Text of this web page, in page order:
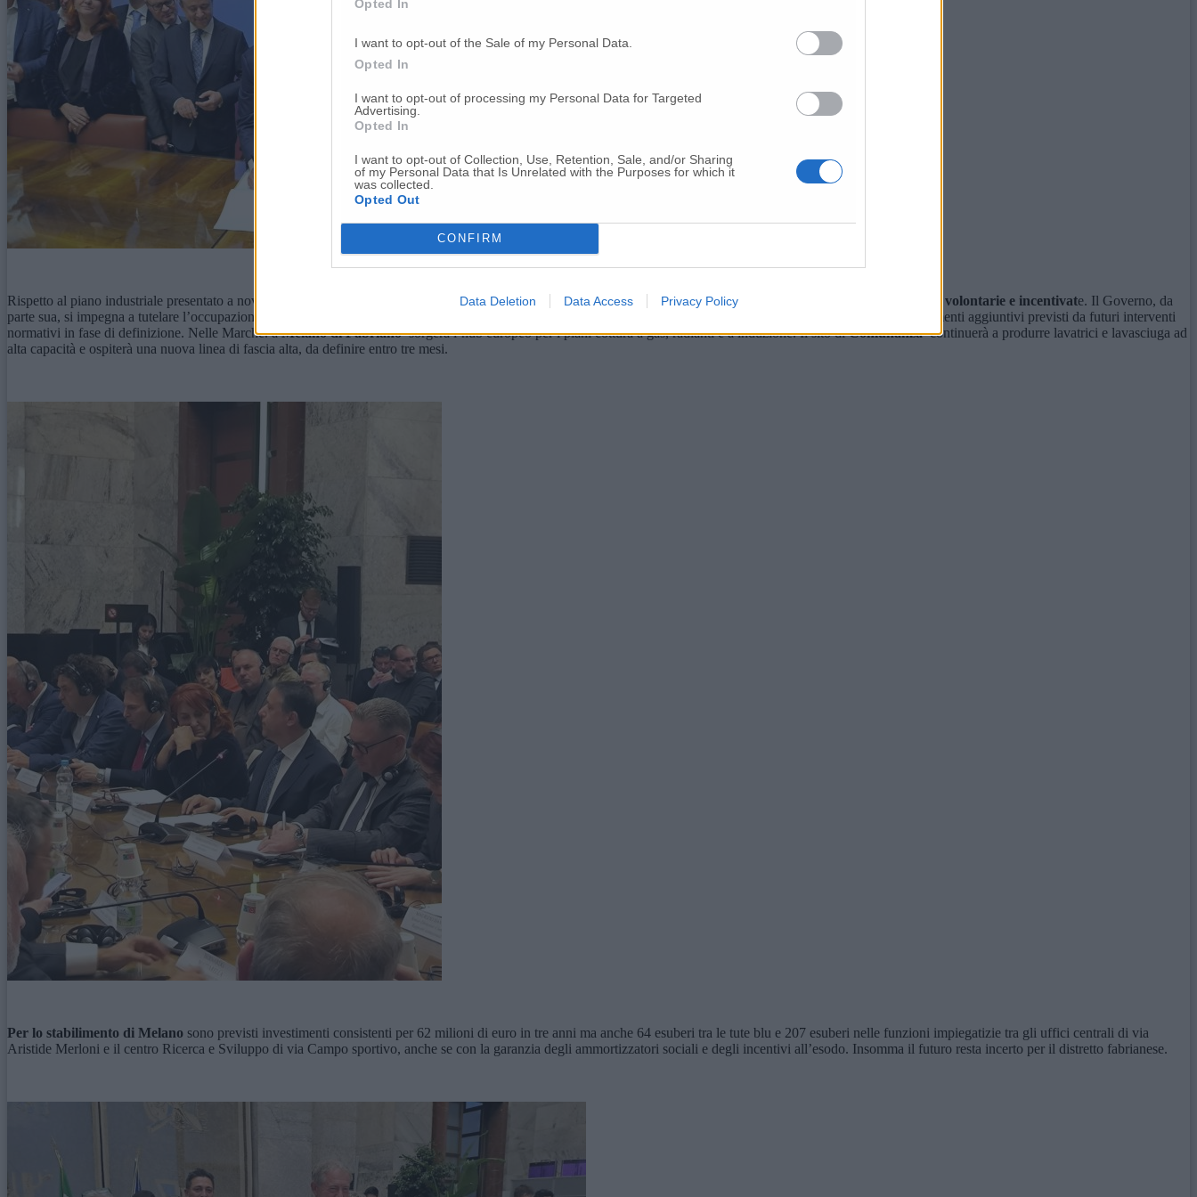
Opted In
I want to opt-out of the Sale of my Personal Data.
Opted In
I want to opt-out of processing my Personal Data for Targeted
Advertising.
Opted In
I want to opt-out of Collection, Use, Retention, Sale, and/or Sharing
of my Personal Data that Is Unrelated with the Purposes for which it
was collected.
Opted Out
CONFIRM
Data Deletion Data Access Privacy Policy
Rispetto al piano industriale presentato a novembre, gli esuberi sono stati più che dimezzati, passando da 1.935 a circa 950 e verranno gestiti esclusivamente con uscite volontarie e incentivate. Il Governo, da
parte sua, si impegna a tutelare l’occupazione per l’intera durata del piano, garantendo l’utilizzo degli ammortizzatori sociali disponibili e, se necessario, attivando strumenti aggiuntivi previsti da futuri interventi
normativi in fase di definizione. Nelle Marche. aMelanodi Fabrianosorgerà l’hub europeo per i piani cottura a gas, radianti e a induzione. Il sito diComunanzacontinuerà a produrre lavatrici e lavasciuga ad
alta capacità e ospiterà una nuova linea di fascia alta, da definire entro tre mesi.
Per lo stabilimento di Melano sono previsti investimenti consistenti per 62 milioni di euro in tre anni ma anche 64 esuberi tra le tute blu e 207 esuberi nelle funzioni impiegatizie tra gli uffici centrali di via
Aristide Merloni e il centro Ricerca e Sviluppo di via Campo sportivo, anche se con la garanzia degli ammortizzatori sociali e degli incentivi all’esodo. Insomma il futuro resta incerto per il distretto fabrianese.